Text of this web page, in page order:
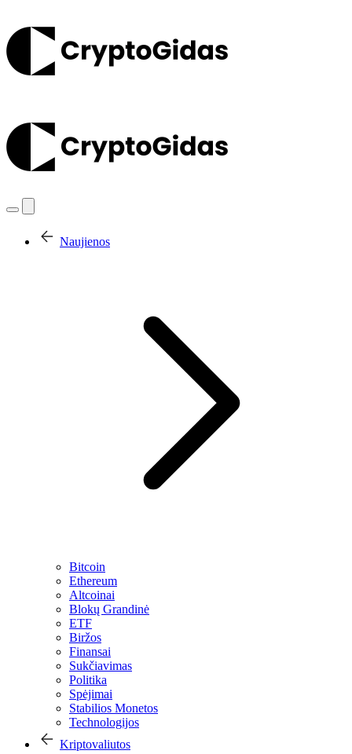
Naujienos
Bitcoin
Ethereum
Altcoinai
Blokų Grandinė
ETF
Biržos
Finansai
Sukčiavimas
Politika
Spėjimai
Stabilios Monetos
Technologijos
Kriptovaliutos